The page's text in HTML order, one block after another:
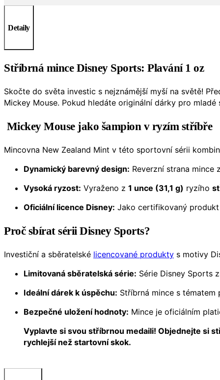
Detaily
Stříbrná mince Disney Sports: Plavání 1 oz
Skočte do světa investic s nejznámější myší na světě!
Mickey Mouse. Pokud hledáte originální dárky pro
Mickey Mouse jako šampion v ryzím stříbře
Mincovna New Zealand Mint v této sportovní sérii
Dynamický barevný design: Reverzní strana mince
Vysoká ryzost: Vyraženo z 1 unce (31,1 g) ryzího
Oficiální licence Disney: Jako certifikovaný produkt
Proč sbírat sérii Disney Sports?
Investiční a sběratelské licencované produkty s motivy
Limitovaná sběratelská série: Série Disney Sports
Ideální dárek k úspěchu: Stříbrná mince s
Bezpečné uložení hodnoty: Mince je oficiálním
Vyplavte si svou stříbrnou medaili! Objednejte si
rychlejší než startovní skok.